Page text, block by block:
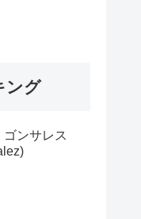
ング
ンサレス